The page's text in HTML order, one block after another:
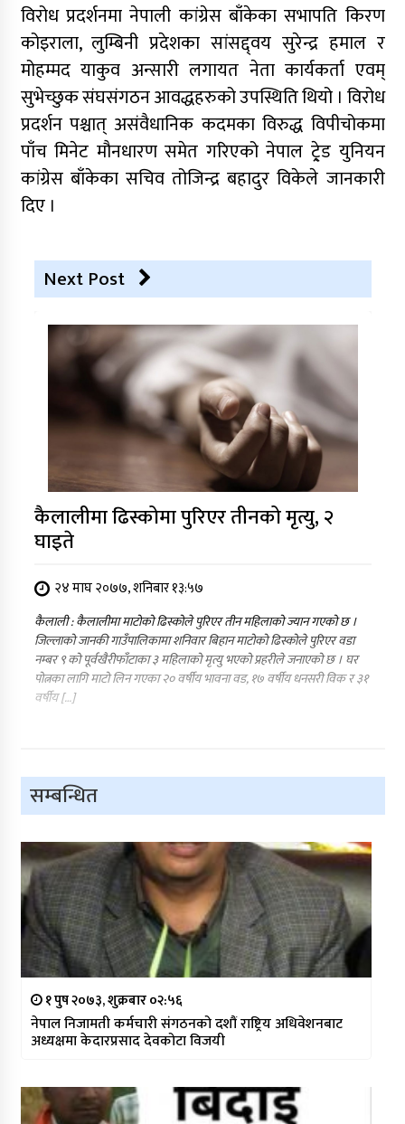
विरोध प्रदर्शनमा नेपाली कांग्रेस बाँकेका सभापति किरण
कोइराला, लुम्बिनी प्रदेशका सांसद्द्वय सुरेन्द्र हमाल र
मोहम्मद याकुव अन्सारी लगायत नेता कार्यकर्ता एवम्
सुभेच्छुक संघसंगठन आवद्धहरुको उपस्थिति थियो । विरोध
प्रदर्शन पश्चात् असंवैधानिक कदमका विरुद्ध विपीचोकमा
पाँच मिनेट मौनधारण समेत गरिएको नेपाल ट्रे्ड युनियन
कांग्रेस बाँकेका सचिव तोजिन्द्र बहादुर विकेले जानकारी
दिए ।
Next Post
कैलालीमा ढिस्कोमा पुरिएर तीनको मृत्यु, २
घाइते
२४ माघ २०७७, शनिबार १३:५७
कैलाली : कैलालीमा माटोको ढिस्कोले पुरिएर तीन महिलाको ज्यान गएको छ ।
जिल्लाको जानकी गाउँपालिकामा शनिवार बिहान माटोको ढिस्कोले पुरिएर वडा
नम्बर ९ को पूर्वखैरीफाँटाका ३ महिलाको मृत्यु भएको प्रहरीले जनाएको छ । घर
पोत्नका लागि माटो लिन गएका २० वर्षीय भावना वड, १७ वर्षीय धनसरी विक र ३१
वर्षीय […]
सम्बन्धित
१ पुष २०७३, शुक्रबार ०२:५६
नेपाल निजामती कर्मचारी संगठनको दशौं राष्ट्रिय अधिवेशनबाट
अध्यक्षमा केदारप्रसाद देवकोटा विजयी